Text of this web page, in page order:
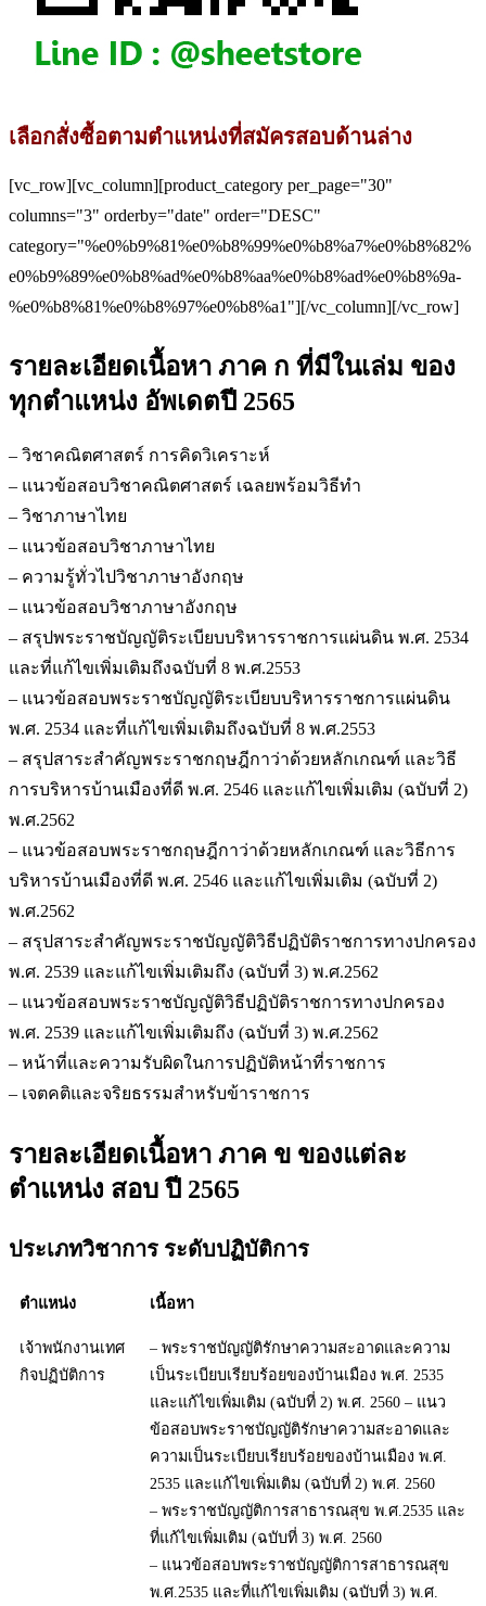
เลือกสั่งซื้อตามตำแหน่งที่สมัครสอบด้านล่าง
[vc_row][vc_column][product_category per_page="30"
columns="3" orderby="date" order="DESC"
category="%e0%b9%81%e0%b8%99%e0%b8%a7%e0%b8%82%
e0%b9%89%e0%b8%ad%e0%b8%aa%e0%b8%ad%e0%b8%9a-
%e0%b8%81%e0%b8%97%e0%b8%a1"][/vc_column][/vc_row]
รายละเอียดเนื้อหา ภาค ก ที่มีในเล่ม ของ
ทุกตำแหน่ง อัพเดตปี 2565
– วิชาคณิตศาสตร์ การคิดวิเคราะห์
– แนวข้อสอบวิชาคณิตศาสตร์ เฉลยพร้อมวิธีทำ
– วิชาภาษาไทย
– แนวข้อสอบวิชาภาษาไทย
– ความรู้ทั่วไปวิชาภาษาอังกฤษ
– แนวข้อสอบวิชาภาษาอังกฤษ
– สรุปพระราชบัญญัติระเบียบบริหารราชการแผ่นดิน พ.ศ. 2534
และที่แก้ไขเพิ่มเติมถึงฉบับที่ 8 พ.ศ.2553
– แนวข้อสอบพระราชบัญญัติระเบียบบริหารราชการแผ่นดิน
พ.ศ. 2534 และที่แก้ไขเพิ่มเติมถึงฉบับที่ 8 พ.ศ.2553
– สรุปสาระสำคัญพระราชกฤษฎีกาว่าด้วยหลักเกณฑ์ และวิธี
การบริหารบ้านเมืองที่ดี พ.ศ. 2546 และแก้ไขเพิ่มเติม (ฉบับที่ 2)
พ.ศ.2562
– แนวข้อสอบพระราชกฤษฎีกาว่าด้วยหลักเกณฑ์ และวิธีการ
บริหารบ้านเมืองที่ดี พ.ศ. 2546 และแก้ไขเพิ่มเติม (ฉบับที่ 2)
พ.ศ.2562
– สรุปสาระสำคัญพระราชบัญญัติวิธีปฏิบัติราชการทางปกครอง
พ.ศ. 2539 และแก้ไขเพิ่มเติมถึง (ฉบับที่ 3) พ.ศ.2562
– แนวข้อสอบพระราชบัญญัติวิธีปฏิบัติราชการทางปกครอง
พ.ศ. 2539 และแก้ไขเพิ่มเติมถึง (ฉบับที่ 3) พ.ศ.2562
– หน้าที่และความรับผิดในการปฏิบัติหน้าที่ราชการ
– เจตคติและจริยธรรมสำหรับข้าราชการ
รายละเอียดเนื้อหา ภาค ข ของแต่ละ
ตำแหน่ง สอบ ปี 2565
ประเภทวิชาการ ระดับปฏิบัติการ
ตำแหน่ง เนื้อหา
เจ้าพนักงานเทศ
กิจปฏิบัติการ
– พระราชบัญญัติรักษาความสะอาดและความ
เป็นระเบียบเรียบร้อยของบ้านเมือง พ.ศ. 2535
และแก้ไขเพิ่มเติม (ฉบับที่ 2) พ.ศ. 2560 – แนว
ข้อสอบพระราชบัญญัติรักษาความสะอาดและ
ความเป็นระเบียบเรียบร้อยของบ้านเมือง พ.ศ.
2535 และแก้ไขเพิ่มเติม (ฉบับที่ 2) พ.ศ. 2560
– พระราชบัญญัติการสาธารณสุข พ.ศ.2535 และ
ที่แก้ไขเพิ่มเติม (ฉบับที่ 3) พ.ศ. 2560
– แนวข้อสอบพระราชบัญญัติการสาธารณสุข
พ.ศ.2535 และที่แก้ไขเพิ่มเติม (ฉบับที่ 3) พ.ศ.